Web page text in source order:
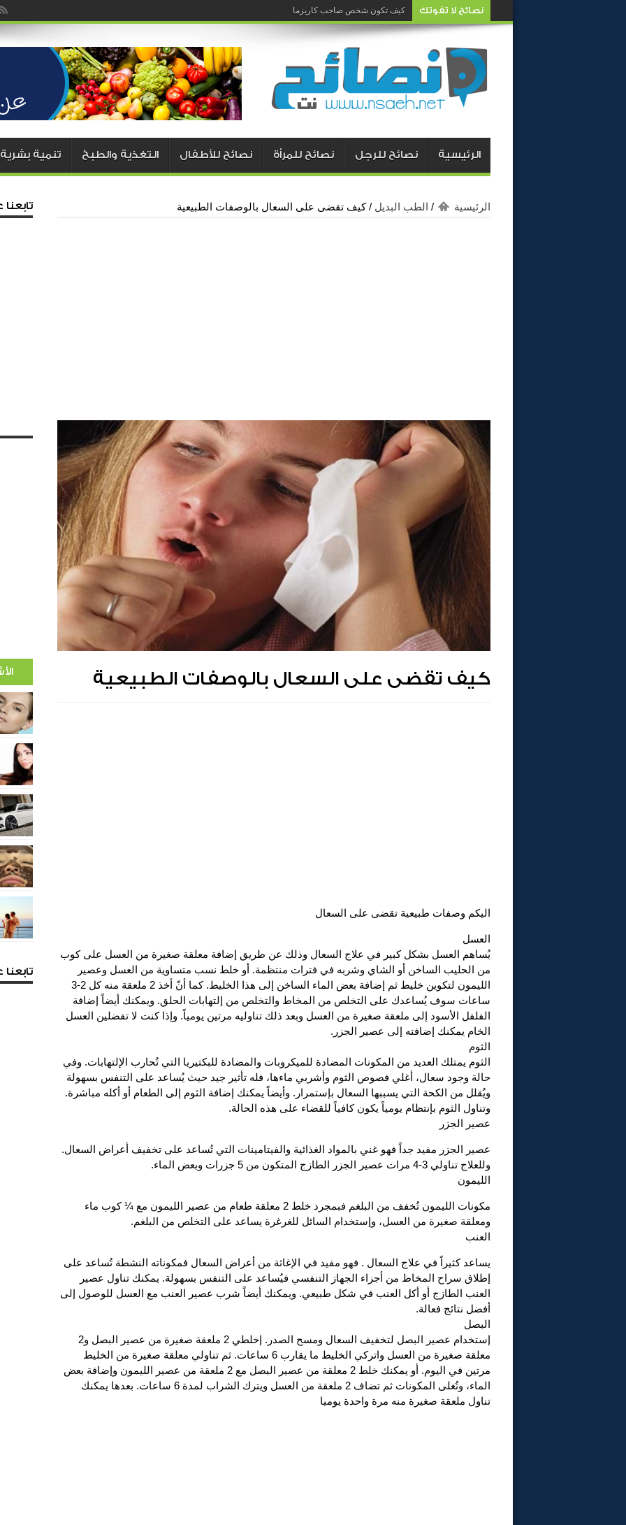
نصائح لا تفوتك كيف تكون شخص صاحب كاريزما
كيف تغيرين رأي زوجك وتجعليه يوافق على طلباتك .. طرق مجربة وناجحة
الرئيسية نصائح للرجل نصائح للمرأة نصائح للأطفال التغذية والطبخ تنمية بشرية
الرئيسية / الطب البديل /كيف تقضى على السعال بالوصفات الطبيعية
كيف تقضى على السعال بالوصفات الطبيعية
اليكم وصفات طبيعية تقضى على السعال
العسل
يُساهم العسل بشكل كبير في علاج السعال وذلك عن طريق إضافة معلقة صغيرة من العسل على كوب
من الحليب الساخن أو الشاي وشربه في فترات منتظمة. أو خلط نسب متساوية من العسل وعصير
الليمون لتكوين خليط ثم إضافة بعض الماء الساخن إلى هذا الخليط. كما أنّ أخذ 2 ملعقة منه كل 2-3
ساعات سوف يُساعدك على التخلص من المخاط والتخلص من إلتهابات الحلق. ويمكنك أيضاً إضافة
الفلفل الأسود إلى ملعقة صغيرة من العسل وبعد ذلك تناوليه مرتين يومياً. وإذا كنت لا تفضلين العسل
الخام يمكنك إضافته إلى عصير الجزر.
الثوم
الثوم يمتلك العديد من المكونات المضادة للميكروبات والمضادة للبكتيريا التي تُحارب الإلتهابات. وفي
حالة وجود سعال، أغلي فصوص الثوم وأشربي ماءها، فله تأثير جيد حيث يُساعد على التنفس بسهولة
ويُقلل من الكحة التي يسببها السعال بإستمرار. وأيضاً يمكنك إضافة الثوم إلى الطعام أو أكله مباشرة.
وتناول الثوم بإنتظام يومياً يكون كافياً للقضاء على هذه الحالة.
عصير الجزر
عصير الجزر مفيد جداً فهو غني بالمواد الغذائية والفيتامينات التي تُساعد على تخفيف أعراض السعال.
وللعلاج تناولي 3-4 مرات عصير الجزر الطازج المتكون من 5 جزرات وبعض الماء.
الليمون
مكونات الليمون تُخفف من البلغم فبمجرد خلط 2 معلقة طعام من عصير الليمون مع ¼ كوب ماء
ومعلقة صغيرة من العسل، وإستخدام السائل للغرغرة يساعد على التخلص من البلغم.
العنب
يساعد كثيراً في علاج السعال . فهو مفيد في الإغاثة من أعراض السعال فمكوناته النشطة تُساعد على
إطلاق سراح المخاط من أجزاء الجهاز التنفسي فيُساعد على التنفس بسهولة. يمكنك تناول عصير
العنب الطازج أو أكل العنب في شكل طبيعي. ويمكنك أيضاً شرب عصير العنب مع العسل للوصول إلى
أفضل نتائج فعالة.
البصل
إستخدام عصير البصل لتخفيف السعال ومسح الصدر. إخلطي 2 ملعقة صغيرة من عصير البصل و2
معلقة صغيرة من العسل واتركي الخليط ما يقارب 6 ساعات. ثم تناولي معلقة صغيرة من الخليط
مرتين في اليوم. أو يمكنك خلط 2 معلقة من عصير البصل مع 2 ملعقة من عصير الليمون وإضافة بعض
الماء، وتُغلى المكونات ثم تضاف 2 ملعقة من العسل ويترك الشراب لمدة 6 ساعات. بعدها يمكنك
تناول ملعقة صغيرة منه مرة واحدة يوميا